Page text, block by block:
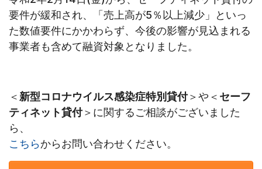
要件が緩和され、「売上高が5％以上減少」といっ
た数値要件にかかわらず、今後の影響が見込まれる
事業者も含めて融資対象となりました。
＜ 新型コロナウイルス感染症特別貸付＞や＜ セーフ
ティネット貸付＞に関するご相談がございました
ら、
こちらからお問い合わせください。